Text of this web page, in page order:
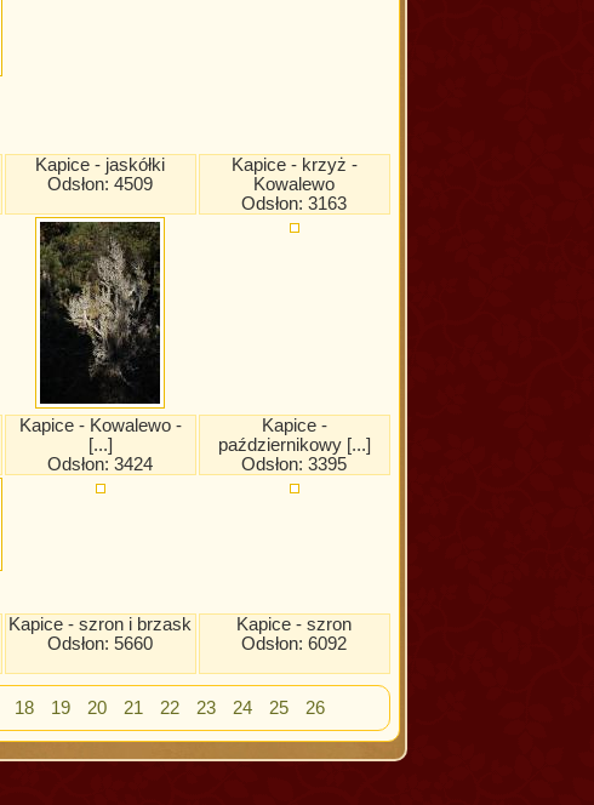
Kapice - jaskółki
Odsłon: 4509
Kapice - krzyż -
Kowalewo
Odsłon: 3163
Kapice - Kowalewo -
[...]
Odsłon: 3424
Kapice -
październikowy [...]
Odsłon: 3395
Kapice - szron i brzask
Odsłon: 5660
Kapice - szron
Odsłon: 6092
18 19 20 21 22 23 24 25 26